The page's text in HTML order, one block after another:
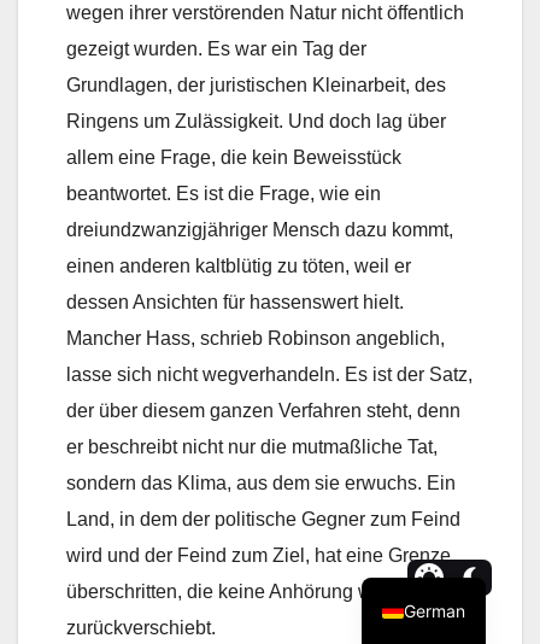
wegen ihrer verstörenden Natur nicht öffentlich
gezeigt wurden. Es war ein Tag der
Grundlagen, der juristischen Kleinarbeit, des
Ringens um Zulässigkeit. Und doch lag über
allem eine Frage, die kein Beweisstück
beantwortet. Es ist die Frage, wie ein
dreiundzwanzigjähriger Mensch dazu kommt,
einen anderen kaltblütig zu töten, weil er
dessen Ansichten für hassenswert hielt.
Mancher Hass, schrieb Robinson angeblich,
lasse sich nicht wegverhandeln. Es ist der Satz,
der über diesem ganzen Verfahren steht, denn
er beschreibt nicht nur die mutmaßliche Tat,
sondern das Klima, aus dem sie erwuchs. Ein
Land, in dem der politische Gegner zum Feind
wird und der Feind zum Ziel, hat eine Grenze
überschritten, die keine Anhörung wieder
zurückverschiebt.
German